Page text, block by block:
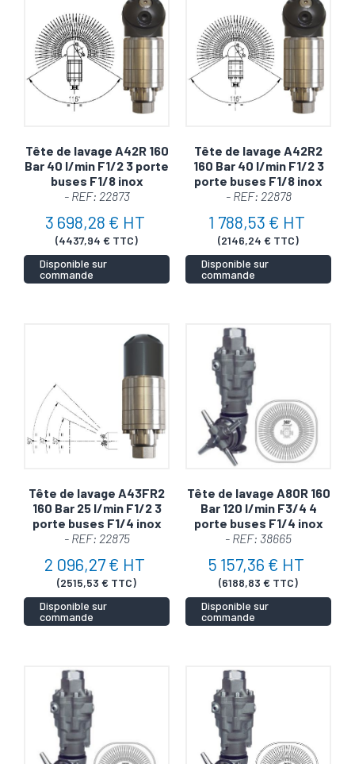
Tête de lavage A42R 160
Bar 40 l/min F1/2 3 porte
buses F1/8 inox
- REF: 22873
3 698,28 € HT
(4437,94 € TTC)
Disponible sur
commande
Tête de lavage A42R2
160 Bar 40 l/min F1/2 3
porte buses F1/8 inox
- REF: 22878
1 788,53 € HT
(2146,24 € TTC)
Disponible sur
commande
Tête de lavage A43FR2
160 Bar 25 l/min F1/2 3
porte buses F1/4 inox
- REF: 22875
2 096,27 € HT
(2515,53 € TTC)
Disponible sur
commande
Tête de lavage A80R 160
Bar 120 l/min F3/4 4
porte buses F1/4 inox
- REF: 38665
5 157,36 € HT
(6188,83 € TTC)
Disponible sur
commande